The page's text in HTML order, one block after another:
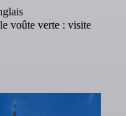
voûte verte : visite